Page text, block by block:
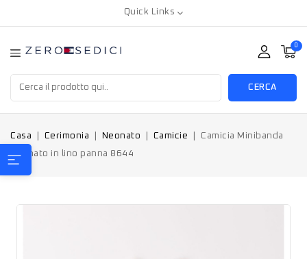
Quick Links
0
CERCA
Casa Cerimonia Neonato Camicie
Camicia Minibanda
neonato in lino panna 8644